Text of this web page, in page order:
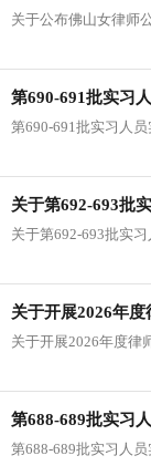
关于公布佛山女律师
第690-691批实习
第690-691批实习人
关于第692-693批
关于第692-693批实
关于开展2026年
关于开展2026年度律
第688-689批实习
第688-689批实习人